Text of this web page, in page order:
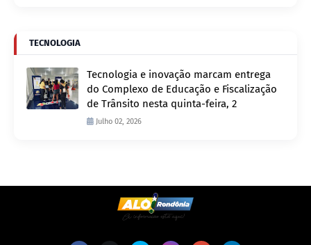
TECNOLOGIA
Tecnologia e inovação marcam entrega
do Complexo de Educação e Fiscalização
de Trânsito nesta quinta-feira, 2
Julho 02, 2026